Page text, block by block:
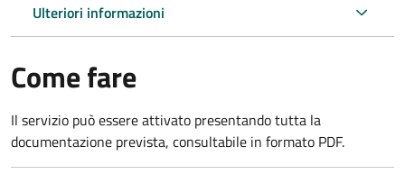
Ulteriori informazioni
Come fare
Il servizio può essere attivato presentando tutta la
documentazione prevista, consultabile in formato PDF.